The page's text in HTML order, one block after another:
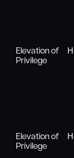
Elevation of
Privilege
Elevation of
Privilege